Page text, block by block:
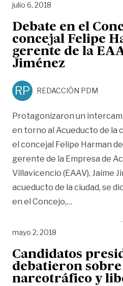
julio 6, 2018
Debate en el
concejal Felipe
gerente de la
Jiménez
RP REDACCIÓN PDM
Protagonizaron un
en torno al Acueducto de la
el concejal Felipe Harman
gerente de la Empresa de
Villavicencio (EAAV), Jaime
acueducto de la ciudad, se
en el Concejo,…
mayo 2, 2018
Candidatos
debatieron
narcotráfico y